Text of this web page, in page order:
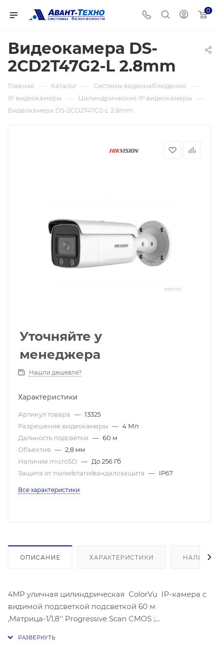
0
Видеокамера DS-
2CD2T47G2-L 2.8mm
Главная — Каталог — Системы видеонаблюдения —
IP видеокамеры — Цилиндрические IP видеокамеры —
Видеокамера DS-2CD2T47G2-L 2.8mm
Уточняйте у
менеджера
Нашли дешевле?
Характеристики
Артикул товара — 13325
Разрешение видеокамеры — 4 Мп
Дальность подсветки — 60 м
Объектив — 2,8 мм
Наличие microSD — До 256 Гб
Защита от пыли/влаги/вандалозащита — IP67
Все характеристики
ОПИСАНИЕ ХАРАКТЕРИСТИКИ НАЛИЧИЕ
4MP уличная цилиндрическая ColorVu IP-камера с
видимой подсветкой подсветкой 60 м
,Матрица-1/1,8'' Progressive Scan CMOS ;